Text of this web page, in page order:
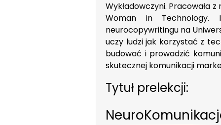
Wykładowczyni. Pracowała
Woman in Technology.
neurocopywritingu na
uczy ludzi jak korzystać z
budować i prowadzić
skutecznej komunikacji
Tytuł prelekcji: